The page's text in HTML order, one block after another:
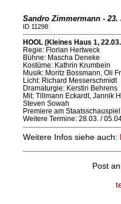
Sandro Zimmermann - 23.
ID 11298
HOOL (Kleines Haus 1,
Regie: Florian Hertweck
Bühne: Mascha Deneke
Kostüme: Kathrin Krumbein
Musik: Moritz Bossmann, Oli
Licht: Richard Messerschmidt
Dramaturgie: Kerstin Behrens
Mit: Tillmann Eckardt, Jannik
Steven Sowah
Premiere am
Weitere Termine: 28.03. /
Weitere Infos siehe auch:
Post